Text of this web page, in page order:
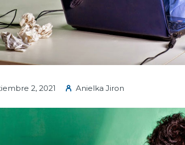
2, 2021 Anielka Jiron